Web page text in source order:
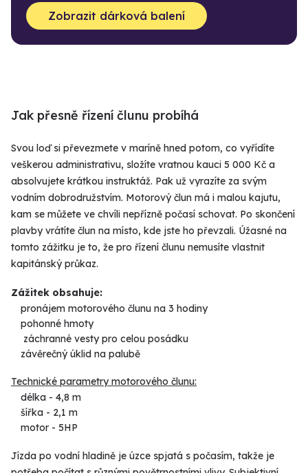
Zobrazit dárková balení
Jak přesně řízení člunu probíhá
Svou loď si převezmete v maríně hned potom, co vyřídíte
veškerou administrativu, složíte vratnou kauci 5 000 Kč a
absolvujete krátkou instruktáž. Pak už vyrazíte za svým
vodním dobrodružstvím. Motorový člun má i malou kajutu,
kam se můžete ve chvíli nepřízně počasí schovat. Po skončení
plavby vrátíte člun na místo, kde jste ho převzali. Úžasné na
tomto zážitku je to, že pro řízení člunu nemusíte vlastnit
kapitánský průkaz.
Zážitek obsahuje:
pronájem motorového člunu na 3 hodiny
pohonné hmoty
záchranné vesty pro celou posádku
závěrečný úklid na palubě
Technické parametry motorového člunu:
délka - 4,8 m
šířka - 2,1 m
motor - 5HP
Jízda po vodní hladině je úzce spjatá s počasím, takže je